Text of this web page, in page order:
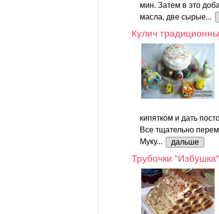
мин. Затем в это
масла, две сырые...
Кулич
кипятком и дать
Все тщательно
Муку...
дальше
Трубочки "Избушка"